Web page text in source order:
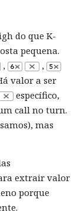
do que K-
pequena.
,
,
valor a ser
específico,
call no turn.
mas
extrair valor
porque